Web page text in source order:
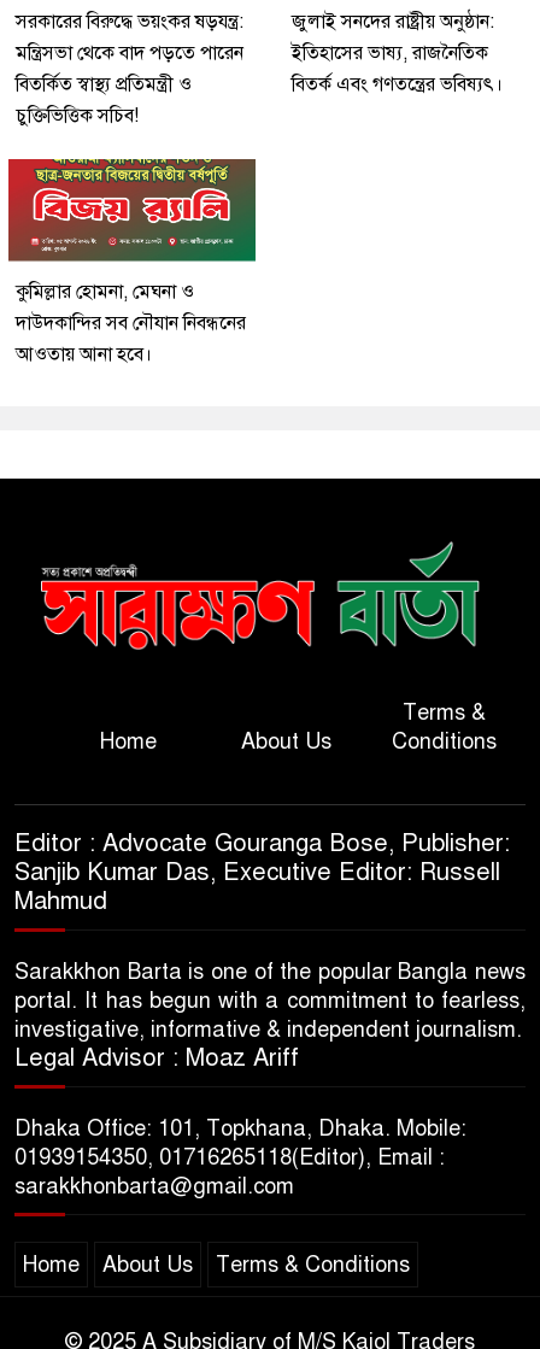
সরকারের বিরুদ্ধে ভয়ংকর ষড়যন্ত্র:
মন্ত্রিসভা থেকে বাদ পড়তে পারেন
বিতর্কিত স্বাস্থ্য প্রতিমন্ত্রী ও
চুক্তিভিত্তিক সচিব!
জুলাই সনদের রাষ্ট্রীয় অনুষ্ঠান:
ইতিহাসের ভাষ্য, রাজনৈতিক
বিতর্ক এবং গণতন্ত্রের ভবিষ্যৎ।
কুমিল্লার হোমনা, মেঘনা ও
দাউদকান্দির সব নৌযান নিবন্ধনের
আওতায় আনা হবে।
Home About Us
Terms &
Conditions
Editor : Advocate Gouranga Bose, Publisher:
Sanjib Kumar Das, Executive Editor: Russell
Mahmud
Sarakkhon Barta is one of the popular Bangla news
portal. It has begun with a commitment to fearless,
investigative, informative & independent journalism.
Legal Advisor : Moaz Ariff
Dhaka Office: 101, Topkhana, Dhaka. Mobile:
01939154350, 01716265118(Editor), Email :
sarakkhonbarta@gmail.com
Home About Us Terms & Conditions
© 2025 A Subsidiary of M/S Kajol Traders